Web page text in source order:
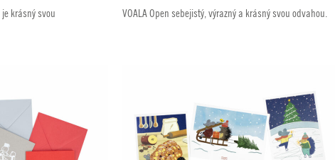
Kč
krásný svou
290,00 Kč
VOALA Open sebejistý, výrazný a krásný svou odvahou.